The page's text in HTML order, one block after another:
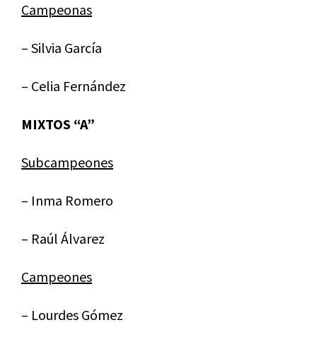
Campeonas
– Silvia García
– Celia Fernández
MIXTOS “A”
Subcampeones
– Inma Romero
– Raúl Álvarez
Campeones
– Lourdes Gómez